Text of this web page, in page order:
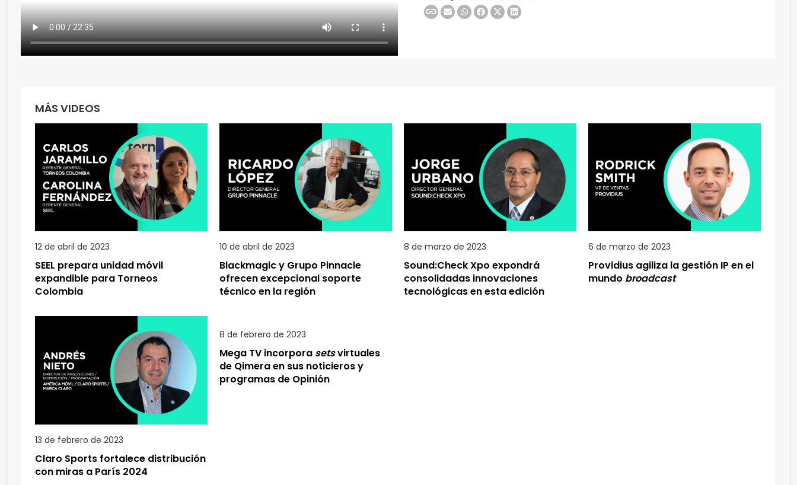
MÁS VIDEOS
12 de abril de 2023
SEEL prepara unidad móvil
expandible para Torneos
Colombia
10 de abril de 2023
Blackmagic y Grupo Pinnacle
ofrecen excepcional soporte
técnico en la región
8 de marzo de 2023
Sound:Check Xpo expondrá
consolidadas innovaciones
tecnológicas en esta edición
6 de marzo de 2023
Providius agiliza la gestión IP en el
mundo broadcast
13 de febrero de 2023
Claro Sports fortalece distribución
con miras a París 2024
8 de febrero de 2023
Mega TV incorpora setsvirtuales
de Qimera en sus noticieros y
programas de Opinión